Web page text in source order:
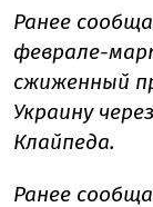
Ранее
феврале-
сжиженный
Украину
Клайпеда.
Ранее